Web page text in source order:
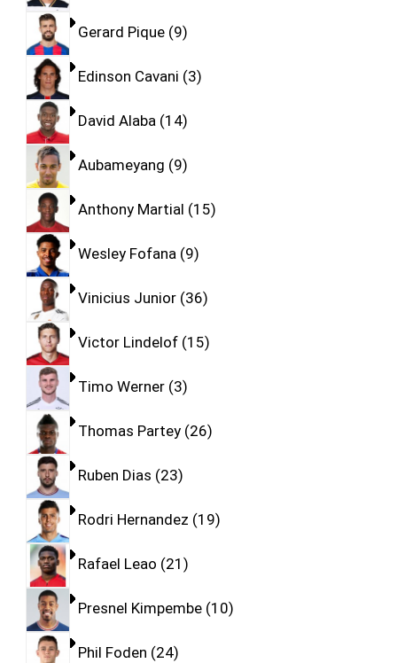
Gerard Pique 9
Edinson Cavani 3
David Alaba 14
Aubameyang 9
Anthony Martial 15
Wesley Fofana 9
Vinicius Junior 36
Victor Lindelof 15
Timo Werner 3
Thomas Partey 26
Ruben Dias 23
Rodri Hernandez 19
Rafael Leao 21
Presnel Kimpembe 10
Phil Foden 24